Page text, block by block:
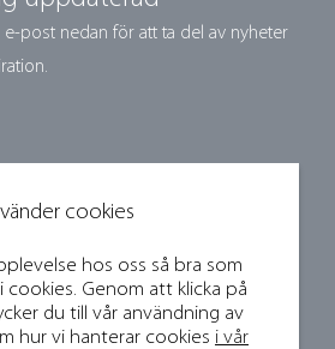
cookies
hos oss så bra som
cookies. Genom att klicka på
du till vår användning av
hur vi hanterar cookies i vår
post nedan för att ta del av nyheter